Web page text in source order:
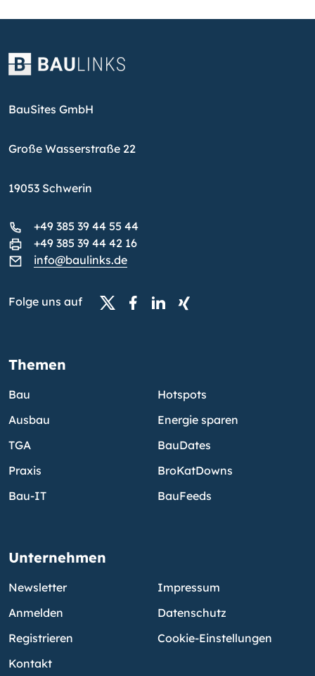
BauSites GmbH
Große Wasserstraße 22
19053 Schwerin
+49 385 39 44 55 44
+49 385 39 44 42 16
info@baulinks.de
Folge uns auf
Themen
Bau
Ausbau
TGA
Praxis
Bau-IT
Hotspots
Energie sparen
BauDates
BroKatDowns
BauFeeds
Unternehmen
Newsletter
Anmelden
Registrieren
Kontakt
Impressum
Datenschutz
Cookie-Einstellungen